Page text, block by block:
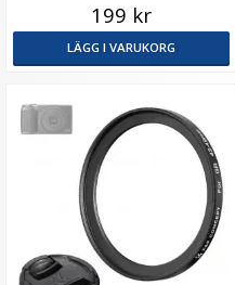
199 kr
LÄGG I VARUKORG